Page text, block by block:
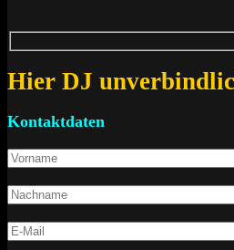
Hier DJ
Kontaktdaten